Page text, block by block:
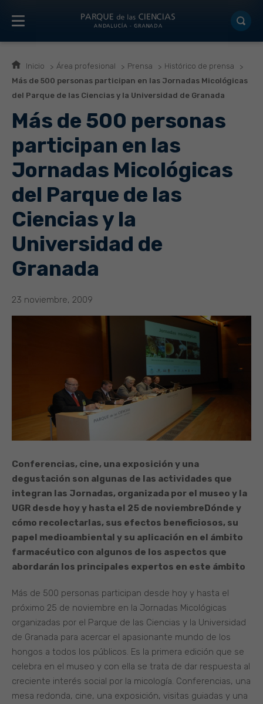
Inicio Área profesional Prensa
Histórico de prensa
Más de 500 personas participan en las Jornadas Micológicas
del Parque de las Ciencias y la Universidad de Granada
Más de 500 personas
participan en las
Jornadas Micológicas
del Parque de las
Ciencias y la
Universidad de
Granada
23 noviembre, 2009
Conferencias, cine, una exposición y una
degustación son algunas de las actividades que
integran las Jornadas, organizada por el museo y la
UGR desde hoy y hasta el 25 de noviembreDónde y
cómo recolectarlas, sus efectos beneficiosos, su
papel medioambiental y su aplicación en el ámbito
farmacéutico con algunos de los aspectos que
abordarán los principales expertos en este ámbito
Más de 500 personas participan desde hoy y hasta el
próximo 25 de noviembre en la Jornadas Micológicas
organizadas por el Parque de las Ciencias y la Universidad
de Granada para acercar el apasionante mundo de los
hongos a todos los públicos. Es la primera edición que se
celebra en el museo y con ella se trata de dar respuesta al
creciente interés social por la micología. Conferencias, una
mesa redonda, cine, una exposición, visitas guiadas y una